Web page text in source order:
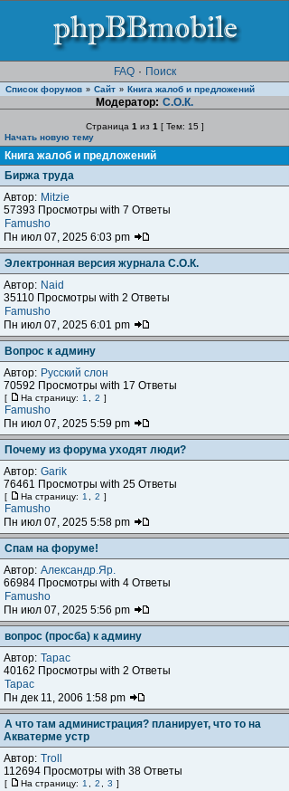
FAQ · Поиск
Список форумов » Сайт » Книга жалоб и предложений
Модератор: С.О.К.
Страница 1 из 1 [ Тем: 15 ]
Начать новую тему
Книга жалоб и предложений
Биржа труда
Автор: Mitzie
57393 Просмотры with 7 Ответы
Famusho
Пн июл 07, 2025 6:03 pm
Электронная версия журнала С.О.К.
Автор: Naid
35110 Просмотры with 2 Ответы
Famusho
Пн июл 07, 2025 6:01 pm
Вопрос к админу
Автор: Русский слон
70592 Просмотры with 17 Ответы
[ На страницу: 1 2 ]
Famusho
Пн июл 07, 2025 5:59 pm
Почему из форума уходят люди?
Автор: Garik
76461 Просмотры with 25 Ответы
[ На страницу: 1 2 ]
Famusho
Пн июл 07, 2025 5:58 pm
Спам на форуме!
Автор: Александр.Яр.
66984 Просмотры with 4 Ответы
Famusho
Пн июл 07, 2025 5:56 pm
вопрос (просба) к админу
Автор: Тарас
40162 Просмотры with 2 Ответы
Тарас
Пн дек 11, 2006 1:58 pm
А что там администрация? планирует, что то на
Акватерме устр
Автор: Troll
112694 Просмотры with 38 Ответы
[ На страницу: 1 2 3 ]